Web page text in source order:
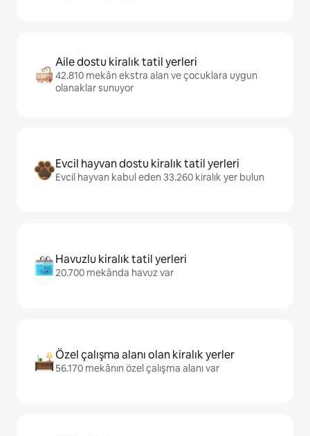
Aile dostu kiralık tatil yerleri
42.810 mekân ekstra alan ve çocuklara uygun
olanaklar sunuyor
Evcil hayvan dostu kiralık tatil yerleri
Evcil hayvan kabul eden 33.260 kiralık yer bulun
Havuzlu kiralık tatil yerleri
20.700 mekânda havuz var
Özel çalışma alanı olan kiralık yerler
56.170 mekânın özel çalışma alanı var